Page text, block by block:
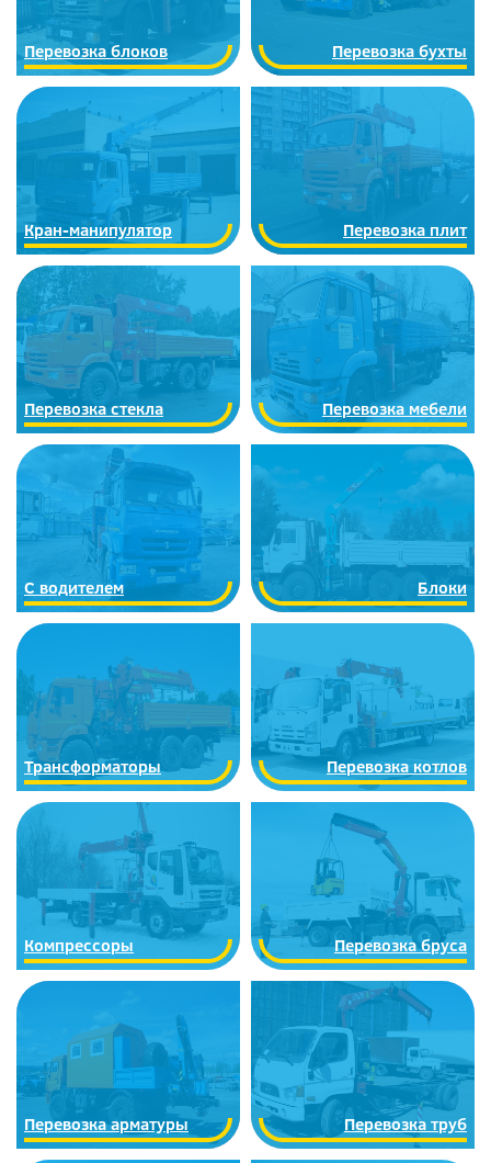
Перевозка блоков Перевозка бухты
Кран-манипулятор Перевозка плит
Перевозка стекла Перевозка мебели
С водителем Блоки
Трансформаторы Перевозка котлов
Компрессоры Перевозка бруса
Перевозка арматуры Перевозка труб